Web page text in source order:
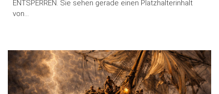
ENTSPERREN. Sie sehen gerade einen Platzhalterinhalt
von…